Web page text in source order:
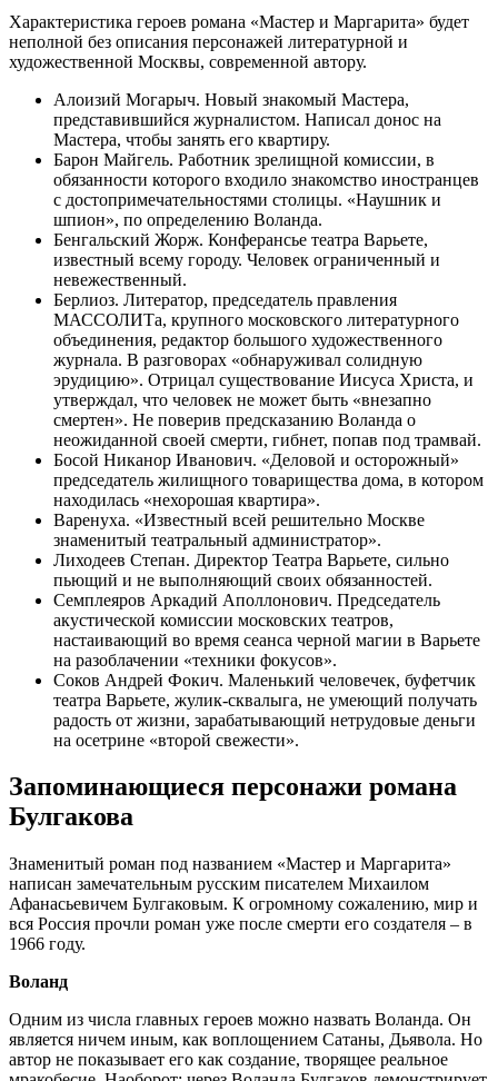
Характеристика героев романа «Мастер и Маргарита» будет
неполной без описания персонажей литературной и
художественной Москвы, современной автору.
Алоизий Могарыч. Новый знакомый Мастера,
представившийся журналистом. Написал донос на
Мастера, чтобы занять его квартиру.
Барон Майгель. Работник зрелищной комиссии, в
обязанности которого входило знакомство иностранцев
с достопримечательностями столицы. «Наушник и
шпион», по определению Воланда.
Бенгальский Жорж. Конферансье театра Варьете,
известный всему городу. Человек ограниченный и
невежественный.
Берлиоз. Литератор, председатель правления
МАССОЛИТа, крупного московского литературного
объединения, редактор большого художественного
журнала. В разговорах «обнаруживал солидную
эрудицию». Отрицал существование Иисуса Христа, и
утверждал, что человек не может быть «внезапно
смертен». Не поверив предсказанию Воланда о
неожиданной своей смерти, гибнет, попав под трамвай.
Босой Никанор Иванович. «Деловой и осторожный»
председатель жилищного товарищества дома, в котором
находилась «нехорошая квартира».
Варенуха. «Известный всей решительно Москве
знаменитый театральный администратор».
Лиходеев Степан. Директор Театра Варьете, сильно
пьющий и не выполняющий своих обязанностей.
Семплеяров Аркадий Аполлонович. Председатель
акустической комиссии московских театров,
настаивающий во время сеанса черной магии в Варьете
на разоблачении «техники фокусов».
Соков Андрей Фокич. Маленький человечек, буфетчик
театра Варьете, жулик-сквалыга, не умеющий получать
радость от жизни, зарабатывающий нетрудовые деньги
на осетрине «второй свежести».
Запоминающиеся персонажи романа
Булгакова
Знаменитый роман под названием «Мастер и Маргарита»
написан замечательным русским писателем Михаилом
Афанасьевичем Булгаковым. К огромному сожалению, мир и
вся Россия прочли роман уже после смерти его создателя – в
1966 году.
Воланд
Одним из числа главных героев можно назвать Воланда. Он
является ничем иным, как воплощением Сатаны, Дьявола. Но
автор не показывает его как создание, творящее реальное